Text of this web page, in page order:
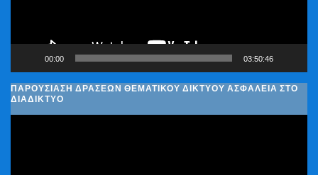
00:00 03:50:46
ΠΑΡΟΥΣΊΑΣΗ ΔΡΆΣΕΩΝ ΘΕΜΑΤΙΚΟΎ ΔΙΚΤΎΟΥ ΑΣΦΆΛΕΙΑ ΣΤΟ
ΔΙΑΔΊΚΤΥΟ